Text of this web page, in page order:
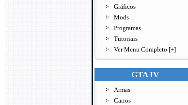
Gráficos
Mods
Programas
Tutoriais
Ver Menu Completo [+]
GTA IV
Armas
Carros